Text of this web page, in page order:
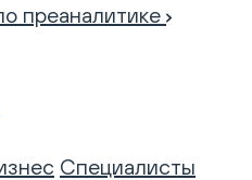
преаналитике
Специалисты